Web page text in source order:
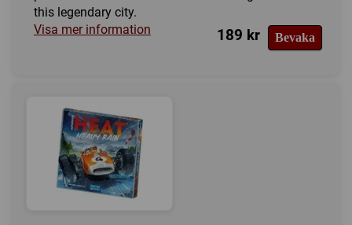
this legendary city.
Visa mer information
Bevaka
189 kr